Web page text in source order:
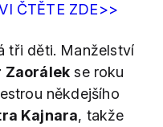
ČTĚTE ZDE>>
tři děti. Manželství
Zaorálek se roku
někdejšího
Kajnara, takže